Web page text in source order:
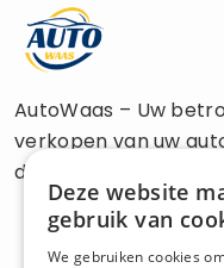
AutoWaas – Uw
verkopen van uw
directe uitbetaling.
Deze website
gebruik van
We gebruiken cookies